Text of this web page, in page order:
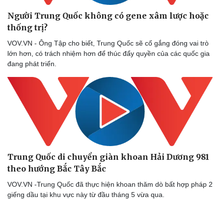
Người Trung Quốc không có gene xâm lược hoặc
thống trị?
VOV.VN - Ông Tập cho biết, Trung Quốc sẽ cố gắng đóng vai trò
lớn hơn, có trách nhiệm hơn để thúc đẩy quyền của các quốc gia
đang phát triển.
Trung Quốc di chuyển giàn khoan Hải Dương 981
theo hướng Bắc Tây Bắc
VOV.VN -Trung Quốc đã thực hiện khoan thăm dò bất hợp pháp 2
giếng dầu tại khu vực này từ đầu tháng 5 vừa qua.